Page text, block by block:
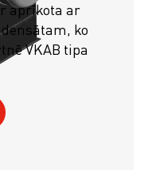
aprīkota ar
ko
VKAB tipa